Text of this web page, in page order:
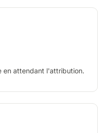
en attendant l'attribution.